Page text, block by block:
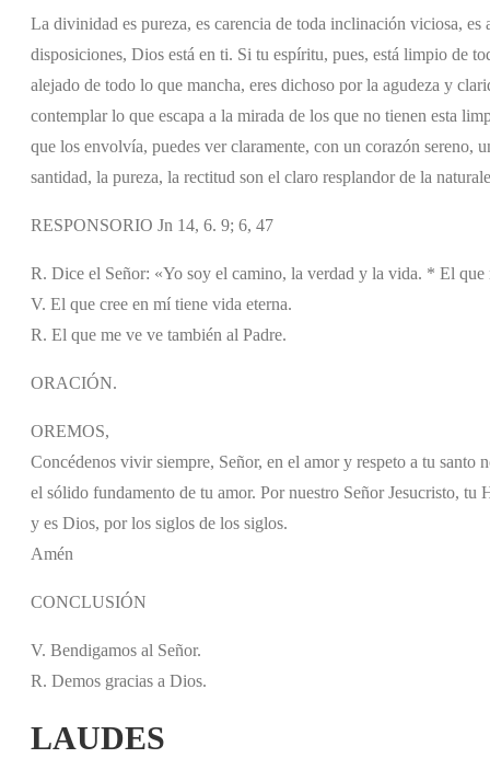
La divinidad es pureza, es carencia de toda inclinación viciosa,
disposiciones, Dios está en ti. Si tu espíritu, pues, está limpio de
alejado de todo lo que mancha, eres dichoso por la agudeza y
contemplar lo que escapa a la mirada de los que no tienen esta
que los envolvía, puedes ver claramente, con un corazón sereno,
santidad, la pureza, la rectitud son el claro resplandor de la
RESPONSORIO Jn 14, 6. 9; 6, 47
R. Dice el Señor: «Yo soy el camino, la verdad y la vida. * El que
V. El que cree en mí tiene vida eterna.
R. El que me ve ve también al Padre.
ORACIÓN.
OREMOS,
Concédenos vivir siempre, Señor, en el amor y respeto a tu santo
el sólido fundamento de tu amor. Por nuestro Señor Jesucristo,
y es Dios, por los siglos de los siglos.
Amén
CONCLUSIÓN
V. Bendigamos al Señor.
R. Demos gracias a Dios.
LAUDES